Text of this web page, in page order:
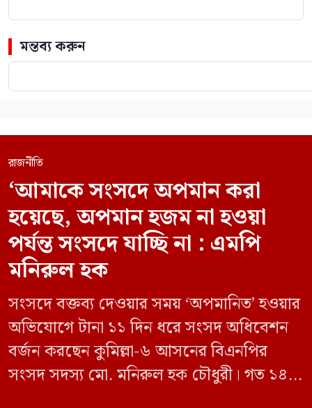
মন্তব্য করুন
রাজনীতি
‘আমাকে সংসদে অপমান করা
হয়েছে, অপমান হজম না হওয়া
পর্যন্ত সংসদে যাচ্ছি না : এমপি
মনিরুল হক
সংসদে বক্তব্য দেওয়ার সময় ‘অপমানিত’ হওয়ার
অভিযোগে টানা ১১ দিন ধরে সংসদ অধিবেশন
বর্জন করছেন কুমিল্লা-৬ আসনের বিএনপির
সংসদ সদস্য মো. মনিরুল হক চৌধুরী। গত ১৪